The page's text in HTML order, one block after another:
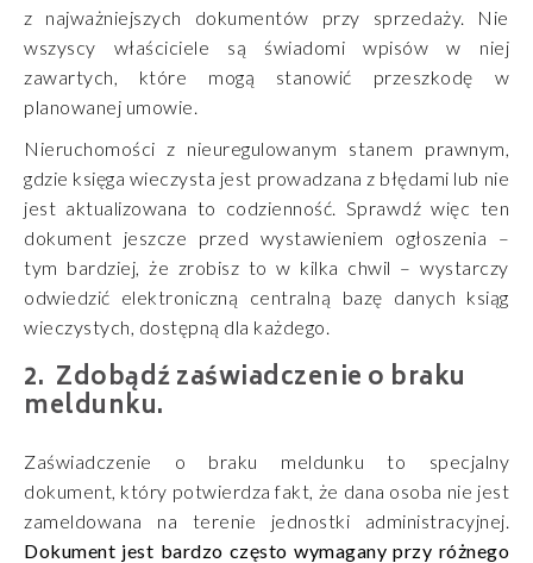
z najważniejszych dokumentów przy sprzedaży. Nie
wszyscy właściciele są świadomi wpisów w niej
zawartych, które mogą stanowić przeszkodę w
planowanej umowie.
Nieruchomości z nieuregulowanym stanem prawnym,
gdzie księga wieczysta jest prowadzana z błędami lub nie
jest aktualizowana to codzienność. Sprawdź więc ten
dokument jeszcze przed wystawieniem ogłoszenia –
tym bardziej, że zrobisz to w kilka chwil – wystarczy
odwiedzić elektroniczną centralną bazę danych ksiąg
wieczystych, dostępną dla każdego.
Zdobądź zaświadczenie o braku
meldunku.
Zaświadczenie o braku meldunku to specjalny
dokument, który potwierdza fakt, że dana osoba nie jest
zameldowana na terenie jednostki administracyjnej.
Dokument jest bardzo często wymagany przy różnego